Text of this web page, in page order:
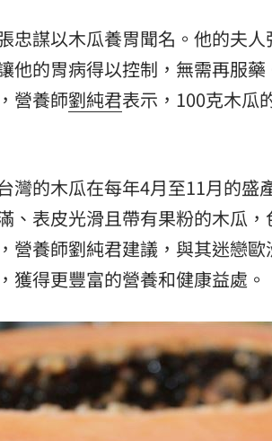
忠謀以木瓜養胃聞名。他的夫
他的胃病得以控制，無需再服藥
營養師劉純君表示，100克木瓜
灣的木瓜在每年4月至11月的盛
、表皮光滑且帶有果粉的木瓜
營養師劉純君建議，與其迷戀
獲得更豐富的營養和健康益處。